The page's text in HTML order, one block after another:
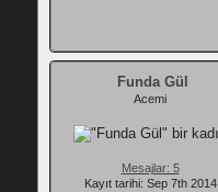
Funda Gül
Acemi
Mesajlar: 5
Kayıt tarihi: Sep 7th 2014